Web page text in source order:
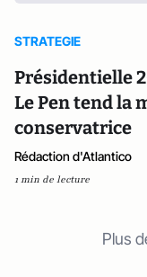
STRATEGIE
Présidentielle
Le Pen tend la
conservatrice
Rédaction d'Atlantico
1 min de lecture
Plus